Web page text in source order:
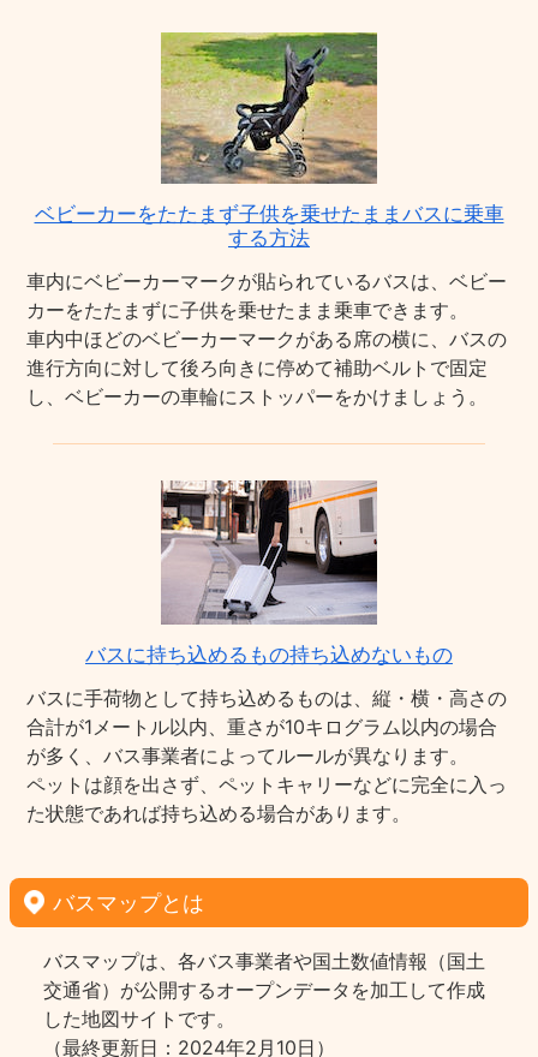
ベビーカーをたたまず子供を乗せたままバスに乗車
する方法
車内にベビーカーマークが貼られているバスは、ベビー
カーをたたまずに子供を乗せたまま乗車できます。
車内中ほどのベビーカーマークがある席の横に、バスの
進行方向に対して後ろ向きに停めて補助ベルトで固定
し、ベビーカーの車輪にストッパーをかけましょう。
バスに持ち込めるもの持ち込めないもの
バスに手荷物として持ち込めるものは、縦・横・高さの
合計が1メートル以内、重さが10キログラム以内の場合
が多く、バス事業者によってルールが異なります。
ペットは顔を出さず、ペットキャリーなどに完全に入っ
た状態であれば持ち込める場合があります。
バスマップとは
バスマップは、各バス事業者や国土数値情報（国土
交通省）が公開するオープンデータを加工して作成
した地図サイトです。
（最終更新日：2024年2月10日）